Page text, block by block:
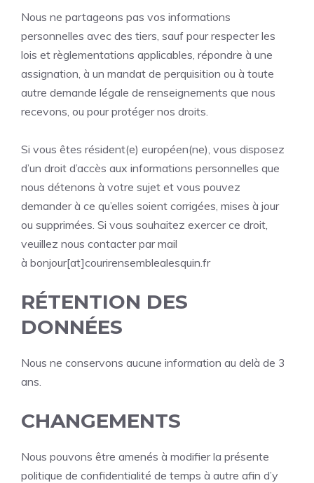
Nous ne partageons pas vos informations
personnelles avec des tiers, sauf pour respecter les
lois et règlementations applicables, répondre à une
assignation, à un mandat de perquisition ou à toute
autre demande légale de renseignements que nous
recevons, ou pour protéger nos droits.
Si vous êtes résident(e) européen(ne), vous disposez
d’un droit d’accès aux informations personnelles que
nous détenons à votre sujet et vous pouvez
demander à ce qu’elles soient corrigées, mises à jour
ou supprimées. Si vous souhaitez exercer ce droit,
veuillez nous contacter par mail
à bonjour[at]courirensemblealesquin.fr
RÉTENTION DES
DONNÉES
Nous ne conservons aucune information au delà de 3
ans.
CHANGEMENTS
Nous pouvons être amenés à modifier la présente
politique de confidentialité de temps à autre afin d’y